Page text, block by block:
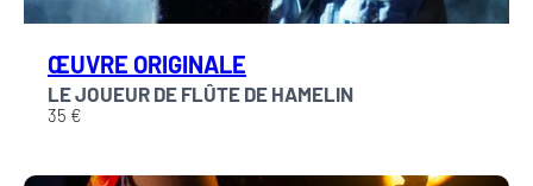
ŒUVRE ORIGINALE
LE JOUEUR DE FLÛTE DE HAMELIN
35 €